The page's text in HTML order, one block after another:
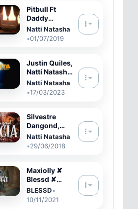
Pitbull Ft
Daddy
Yankee &
Natti Natasha
Dj Niuss
No Lo Trates
Natti Natasha
•01/07/2019
Justin Quiles,
Natti Natasha,
Omar Courtz
- En Bajita
(Video
Natti Natasha
•17/03/2023
Silvestre
Dangond,
Natti Natasha
- Justicia
(Official Lyric
Natti Natasha
•29/06/2018
Maxiolly ✘
Blessd ✘
ADSO | 👄
PARCERA
(Video
BLESSD•
10/11/2021